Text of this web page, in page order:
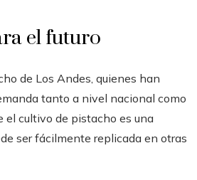
el futuro
de Los Andes, quienes han
tanto a nivel nacional como
el cultivo de pistacho es una
ser fácilmente replicada en otras